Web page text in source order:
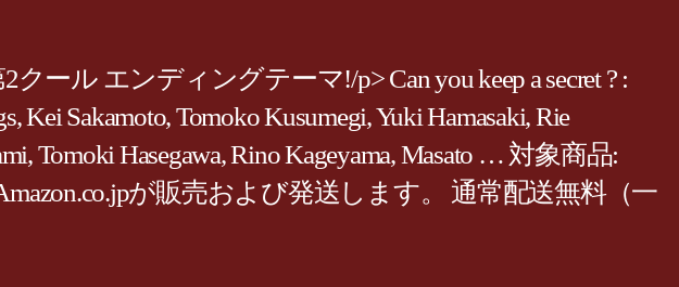
ル エンディングテーマ!/p> Can you keep a secret ? :
Kei Sakamoto, Tomoko Kusumegi, Yuki Hamasaki, Rie
Tomoki Hasegawa, Rino Kageyama, Masato … 対象商品:
が販売および発送します。 通常配送無料（一